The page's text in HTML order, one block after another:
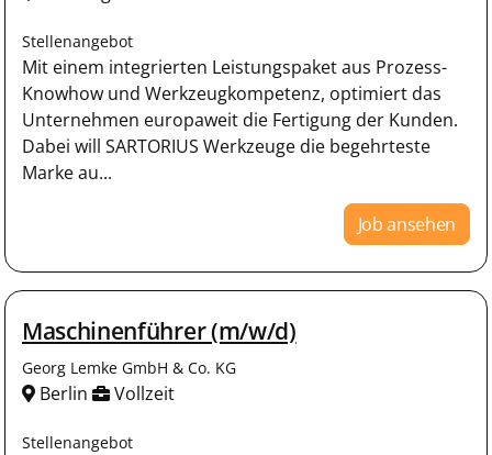
Stellenangebot
Mit einem integrierten Leistungspaket aus Prozess-
Knowhow und Werkzeugkompetenz, optimiert das
Unternehmen europaweit die Fertigung der Kunden.
Dabei will SARTORIUS Werkzeuge die begehrteste
Marke au...
Job ansehen
Maschinenführer (m/w/d)
Georg Lemke GmbH & Co. KG
Berlin Vollzeit
Stellenangebot